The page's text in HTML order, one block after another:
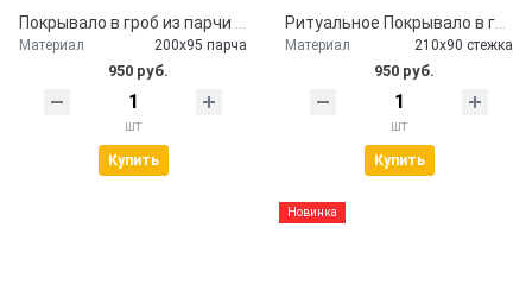
Материал 200х95 парча
950 руб.
шт
Купить
Материал 210х90 стежка
950 руб.
шт
Купить
Новинка